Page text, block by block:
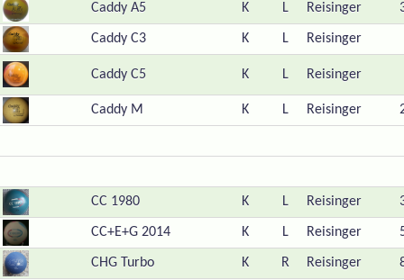
Caddy A5 K L Reisinger
Caddy C3 K L Reisinger
Caddy C5 K L Reisinger
Caddy M K L Reisinger
CC 1980 K L Reisinger
CC+E+G 2014 K L Reisinger
CHG Turbo K R Reisinger